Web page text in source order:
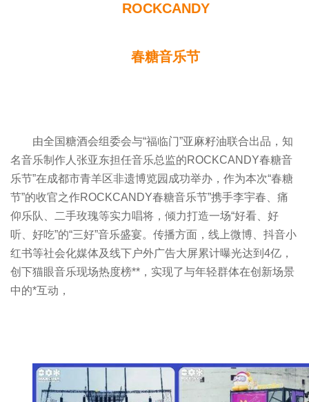
ROCKCANDY
春糖音乐节
由全国糖酒会组委会与“福临门”亚麻籽油联合出品，知
名音乐制作人张亚东担任音乐总监的ROCKCANDY春糖音
乐节”在成都市青羊区非遗博览园成功举办，作为本次“春糖
节”的收官之作ROCKCANDY春糖音乐节”携手李宇春、痛
仰乐队、二手玫瑰等实力唱将，倾力打造一场“好看、好
听、好吃”的“三好”音乐盛宴。传播方面，线上微博、抖音小
红书等社会化媒体及线下户外广告大屏累计曝光达到4亿，
创下猫眼音乐现场热度榜**，实现了与年轻群体在创新场景
中的*互动，